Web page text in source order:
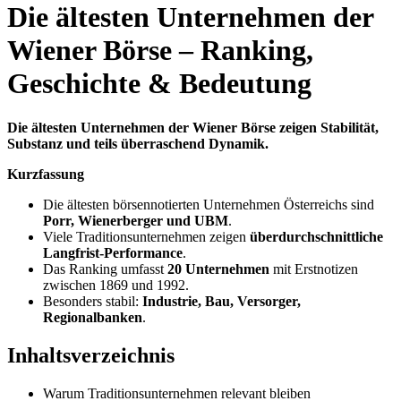
Die ältesten Unternehmen der
Wiener Börse – Ranking,
Geschichte & Bedeutung
Die ältesten Unternehmen der Wiener Börse zeigen Stabilität,
Substanz und teils überraschend Dynamik.
Kurzfassung
Die ältesten börsennotierten Unternehmen Österreichs sind
Porr, Wienerberger und UBM.
Viele Traditionsunternehmen zeigen überdurchschnittliche
Langfrist‑Performance.
Das Ranking umfasst 20 Unternehmen mit Erstnotizen
zwischen 1869 und 1992.
Besonders stabil: Industrie, Bau, Versorger,
Regionalbanken.
Inhaltsverzeichnis
Warum Traditionsunternehmen relevant bleiben